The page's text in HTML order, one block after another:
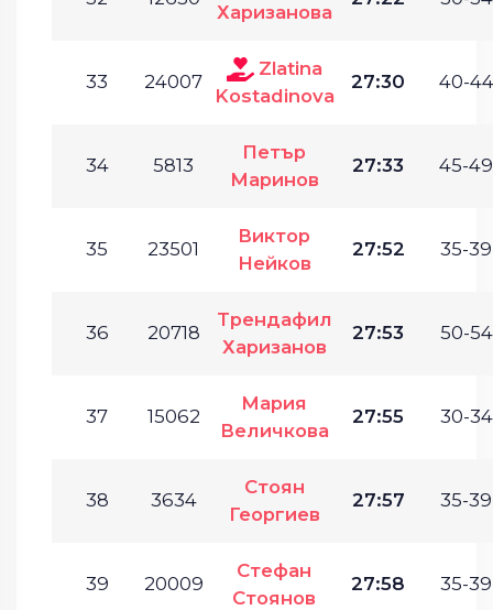
Харизанова
33 24007
Zlatina
Kostadinova
27:30 40-
34 5813
Петър
Маринов
27:33 45-
35 23501
Виктор
Нейков
27:52 35-
36 20718
Трендафил
Харизанов
27:53 50-
37 15062
Мария
Величкова
27:55 30-
38 3634
Стоян
Георгиев
27:57 35-
39 20009
Стефан
Стоянов
27:58 35-